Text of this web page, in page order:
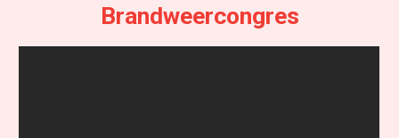
Brandweercongres